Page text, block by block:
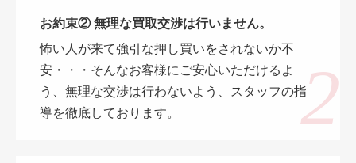
お約束② 無理な買取交渉は行いません。
怖い人が来て強引な押し買いをされないか不
安・・・そんなお客様にご安心いただけるよ
う、無理な交渉は行わないよう、スタッフの指
導を徹底しております。